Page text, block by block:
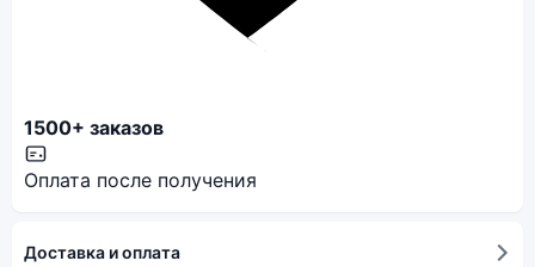
1500+ заказов
Оплата после получения
Доставка и оплата